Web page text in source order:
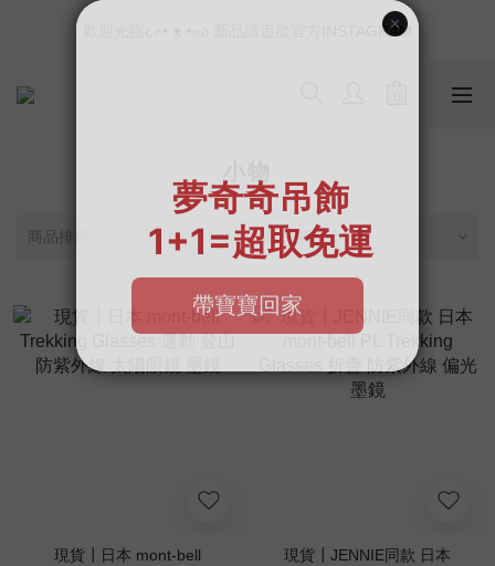
📣如果遇到結帳沒有反應，請另開瀏覽器 (不要直接從ig連結網站
歡迎光臨૮⍝• ᴥ •⍝ა 新品請追蹤官方INSTAGRAM
📣如果遇到結帳沒有反應，請另開瀏覽器 (不要直接從ig連結網站
商品排序 每頁顯示 24 個
現貨┃日本 mont-bell
現貨┃JENNIE同款 日本